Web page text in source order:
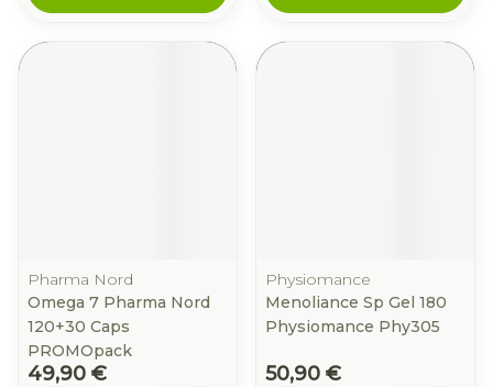
Pharma Nord
Omega 7 Pharma Nord
120+30 Caps
PROMOpack
49,90 €
Physiomance
Menoliance Sp Gel 180
Physiomance Phy305
50,90 €